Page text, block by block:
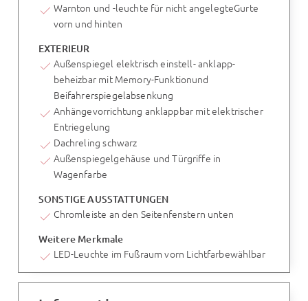
Warnton und -leuchte für nicht angelegteGurte
vorn und hinten
EXTERIEUR
Außenspiegel elektrisch einstell- anklapp-
beheizbar mit Memory-Funktionund
Beifahrerspiegelabsenkung
Anhängevorrichtung anklappbar mit elektrischer
Entriegelung
Dachreling schwarz
Außenspiegelgehäuse und Türgriffe in
Wagenfarbe
SONSTIGE AUSSTATTUNGEN
Chromleiste an den Seitenfenstern unten
Weitere Merkmale
LED-Leuchte im Fußraum vorn Lichtfarbewählbar